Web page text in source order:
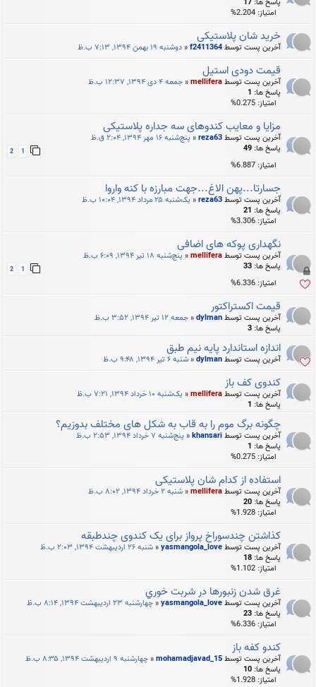
امتیاز: 2.204%
خرید شان پلاستیکی
آخرین پست توسطf2411364
«دوشنبه ۱۹ بهمن ۱۳۹۴, ۷:۱۳ ب.ظ
قیمت دودی استیل
آخرین پست توسطmellifera
«جمعه ۴ دی ۱۳۹۴, ۱۲:۳۷ ب.ظ
پاسخ ها: 1
امتیاز: 0.275%
مزایا و معایب کندوهای سه جداره پلاستیکی
آخرین پست توسطreza63
« پنج‌شنبه ۱۶ مهر ۱۳۹۴, ۲:۰۴ ق.ظ
پاسخ ها: 49
1
2
امتیاز: 6.887%
جسارتا...پهن الاغ...جهت مبارزه با کنه واروا
آخرین پست توسطreza63
« یک‌شنبه ۲۵ مرداد ۱۳۹۴, ۱۰:۰۴ ب.ظ
پاسخ ها: 21
امتیاز: 3.306%
نگهداری پوکه های اضافی
آخرین پست توسطmellifera
« پنج‌شنبه ۱۸ تیر ۱۳۹۴, ۶:۰۹ ب.ظ
پاسخ ها: 33
1
2
امتیاز: 6.336%
قیمت اکستراکتور
آخرین پست توسطdylman
«جمعه ۱۲ تیر ۱۳۹۴, ۳:۵۲ ب.ظ
پاسخ ها: 3
اندازه استاندارد پایه نیم طبق
آخرین پست توسطdylman
«شنبه ۶ تیر ۱۳۹۴, ۹:۴۸ ب.ظ
کندوی کف باز
آخرین پست توسطmellifera
« یک‌شنبه ۱۰ خرداد ۱۳۹۴, ۷:۲۱ ب.ظ
پاسخ ها: 1
چگونه برگ موم را به قاب به شکل های مختلف بدوزیم؟
آخرین پست توسطkhansari
« پنج‌شنبه ۷ خرداد ۱۳۹۴, ۲:۵۳ ب.ظ
پاسخ ها: 1
امتیاز: 0.275%
استفاده از کدام شان پلاستیکی
آخرین پست توسطmellifera
«شنبه ۲ خرداد ۱۳۹۴, ۸:۰۲ ب.ظ
پاسخ ها: 20
امتیاز: 1.928%
کذاشتن چندسوراخ پرواز برای یک کندوی چندطبقه
آخرین پست توسطyasmangola_love
«شنبه ۲۶ اردیبهشت ۱۳۹۴, ۲:۰۳ ب.ظ
پاسخ ها: 18
امتیاز: 1.102%
غرق شدن زنبورها در شربت خوري
آخرین پست توسطyasmangola_love
«چهارشنبه ۲۳ اردیبهشت ۱۳۹۴, ۸:۱۴ ب.ظ
پاسخ ها: 23
امتیاز: 6.336%
کندو کفه باز
آخرین پست توسطmohamadjavad_15
«چهارشنبه ۹ اردیبهشت ۱۳۹۴, ۸:۳۵ ب.ظ
پاسخ ها: 10
امتیاز: 1.928%